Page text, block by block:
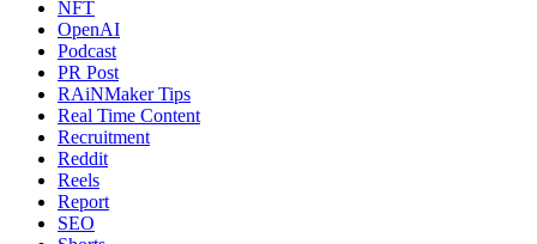
NFT
OpenAI
Podcast
PR Post
RAiNMaker Tips
Real Time Content
Recruitment
Reddit
Reels
Report
SEO